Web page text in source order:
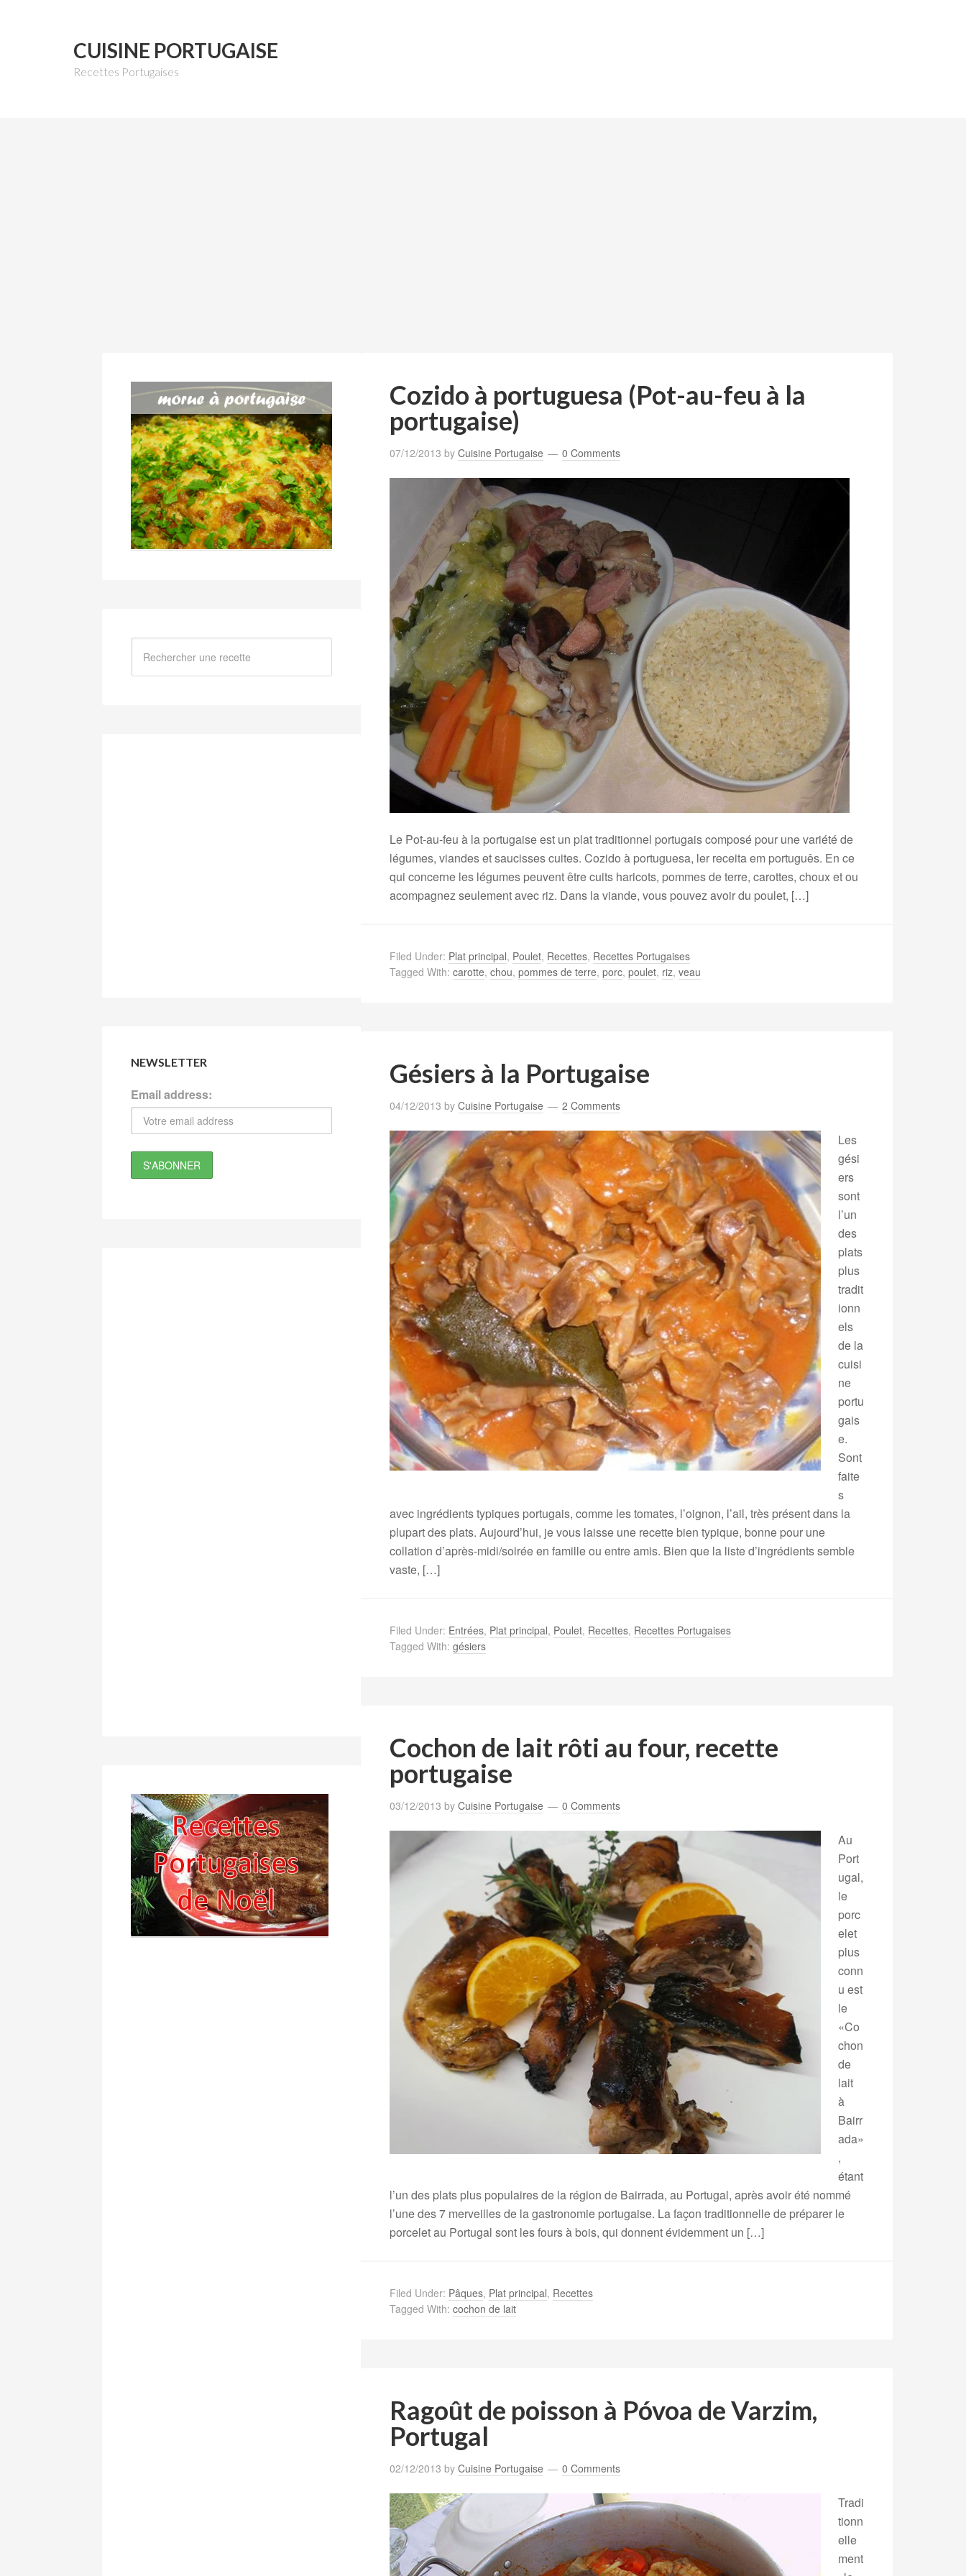
CUISINE PORTUGAISE
Recettes Portugaises
Cozido à portuguesa (Pot-au-feu à la
portugaise)
07/12/2013 by Cuisine Portugaise 0 Comments
Le Pot-au-feu à la portugaise est un plat traditionnel portugais composé pour une variété de
légumes, viandes et saucisses cuites. Cozido à portuguesa, ler receita em português. En ce
qui concerne les légumes peuvent être cuits haricots, pommes de terre, carottes, choux et ou
acompagnez seulement avec riz. Dans la viande, vous pouvez avoir du poulet, […]
Filed Under: Plat principal, Poulet, Recettes, Recettes Portugaises
Tagged With: carotte, chou, pommes de terre, porc, poulet, riz, veau
Gésiers à la Portugaise
04/12/2013 by Cuisine Portugaise 2 Comments
Les
gési
ers
sont
l’un
des
plats
plus
tradit
ionn
els
de la
cuisi
ne
portu
gais
e.
Sont
faite
s
avec ingrédients typiques portugais, comme les tomates, l’oignon, l’ail, très présent dans la
plupart des plats. Aujourd’hui, je vous laisse une recette bien typique, bonne pour une
collation d’après-midi/soirée en famille ou entre amis. Bien que la liste d’ingrédients semble
vaste, […]
Filed Under: Entrées, Plat principal, Poulet, Recettes, Recettes Portugaises
Tagged With: gésiers
Cochon de lait rôti au four, recette
portugaise
03/12/2013 by Cuisine Portugaise 0 Comments
Au
Port
ugal,
le
porc
elet
plus
conn
u est
le
«Co
chon
de
lait
à
Bairr
ada»
,
étant
l’un des plats plus populaires de la région de Bairrada, au Portugal, après avoir été nommé
l’une des 7 merveilles de la gastronomie portugaise. La façon traditionnelle de préparer le
porcelet au Portugal sont les fours à bois, qui donnent évidemment un […]
Filed Under: Pâques, Plat principal, Recettes
Tagged With: cochon de lait
Ragoût de poisson à Póvoa de Varzim,
Portugal
02/12/2013 by Cuisine Portugaise 0 Comments
Tradi
tionn
elle
ment
NEWSLETTER
Email address: